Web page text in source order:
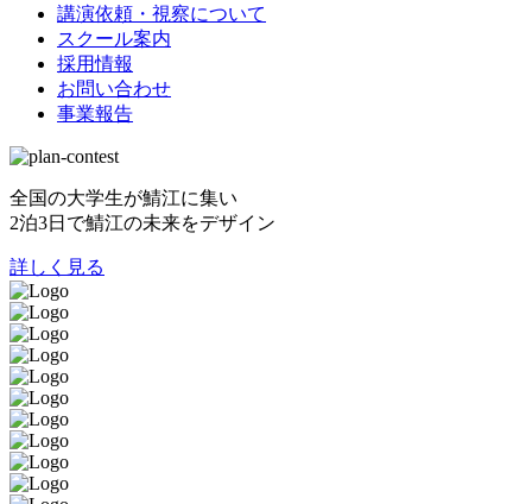
講演依頼・視察について
スクール案内
採用情報
お問い合わせ
事業報告
全国の大学生が鯖江に集い
2泊3日で鯖江の未来をデザイン
詳しく見る